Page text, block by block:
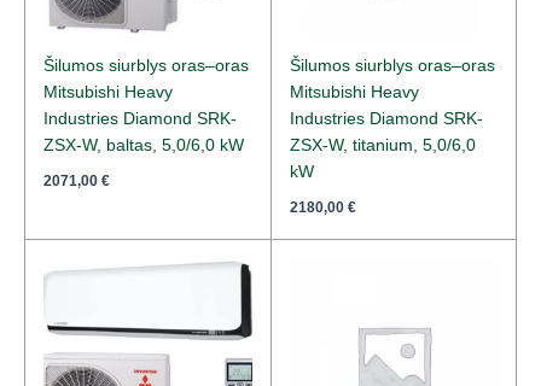
Šilumos siurblys oras–oras
Mitsubishi Heavy
Industries Diamond SRK-
ZSX-W, baltas, 5,0/6,0 kW
2071,00 €
Šilumos siurblys oras–oras
Mitsubishi Heavy
Industries Diamond SRK-
ZSX-W, titanium, 5,0/6,0
kW
2180,00 €